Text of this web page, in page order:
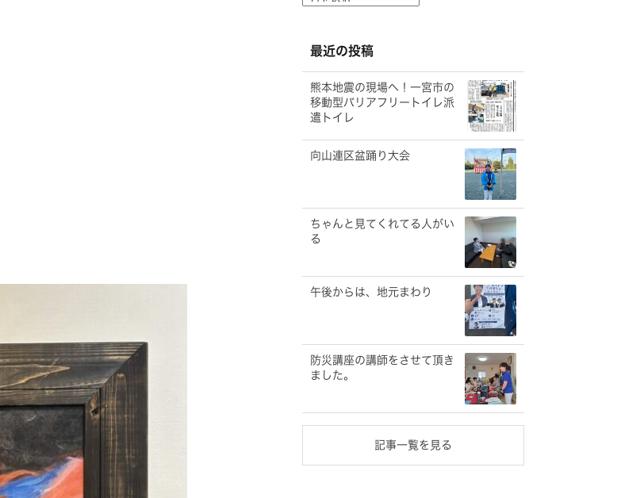
ー
ブ
最近の投稿
熊本地震の現場へ！一宮市の
移動型バリアフリートイレ派
遣トイレ
向山連区盆踊り大会
ちゃんと見てくれてる人がい
る
午後からは、地元まわり
防災講座の講師をさせて頂き
ました。
記事一覧を見る